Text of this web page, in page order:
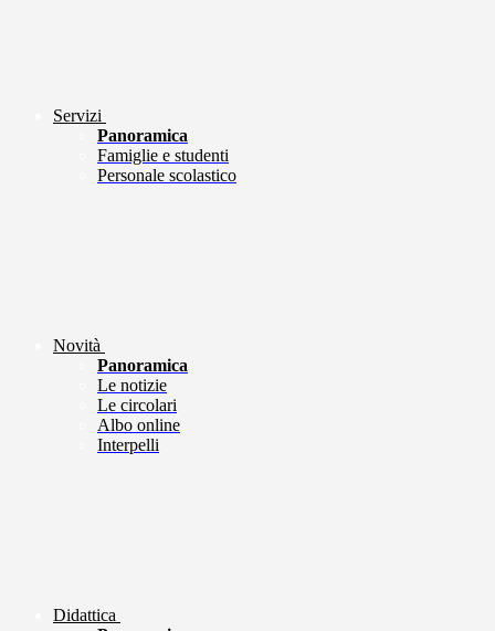
Servizi
Panoramica
Famiglie e studenti
Personale scolastico
Novità
Panoramica
Le notizie
Le circolari
Albo online
Interpelli
Didattica